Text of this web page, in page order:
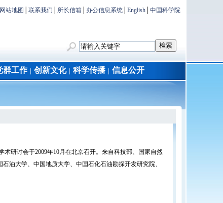
网站地图 联系我们 所长信箱 办公信息系统 English 中国科学院
群工作│ 创新文化│ 科学传播│ 信息公开
研讨会于2009年10月在北京召开。来自科技部、国家自然
油大学、中国地质大学、中国石化石油勘探开发研究院、